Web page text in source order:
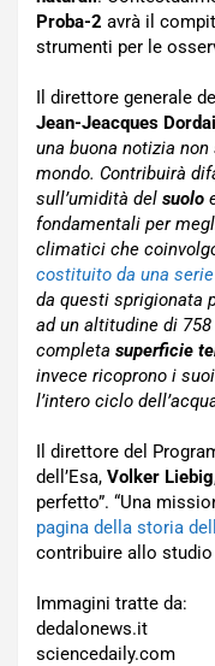
Proba-2 avrà il
strumenti per le
Il direttore generale
Jean-Jeacques
una buona notizia
mondo. Contribuirà
sull’umidità del suolo
fondamentali per
climatici che
costituito da una
da questi sprigionata
ad un altitudine di
completa superficie
invece ricoprono i
l’intero ciclo
Il direttore del
dell’Esa, Volker Liebig
perfetto”. “Una
pagina della storia
contribuire allo
Immagini tratte da:
dedalonews.it
sciencedaily.com